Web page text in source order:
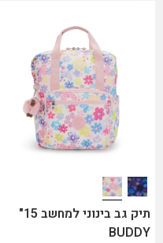
תיק גב בינוני למחשב 15"
BUDDY